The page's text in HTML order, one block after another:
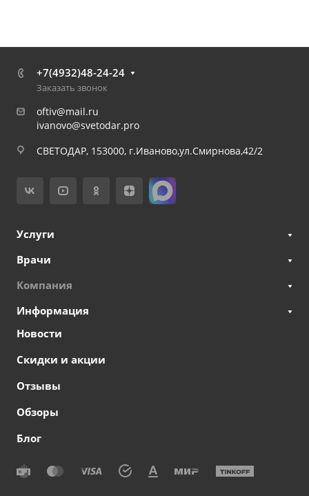
+7(4932)48-24-24
Заказать звонок
oftiv@mail.ru
ivanovo@svetodar.pro
СВЕТОДАР, 153000, г.Иваново,ул.Смирнова,42/2
Услуги
Врачи
Компания
Информация
Новости
Скидки и акции
Отзывы
Обзоры
Блог